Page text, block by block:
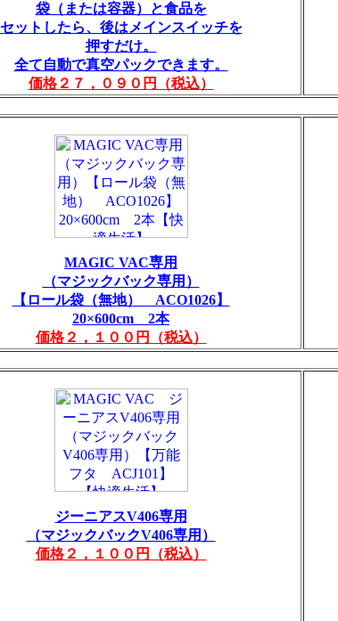
袋（または容器）と食品を
セットしたら、後はメインスイッチを
押すだけ。
全て自動で真空パックできます。
価格２７，０９０円（税込）
MAGIC VAC専用
（マジックバック専用）
【ロール袋（無地） ACO1026】
20×600cm 2本
価格２，１００円（税込）
ジーニアスV406専用
（マジックバックV406専用）
価格２，１００円（税込）